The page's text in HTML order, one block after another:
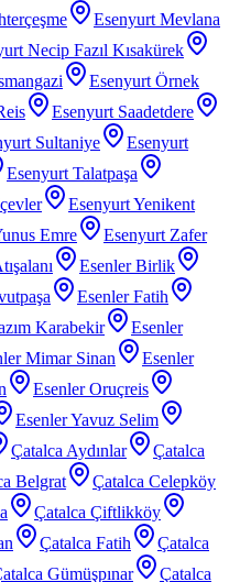
Esenyurt Mevlana
Necip Fazıl Kısakürek
Esenyurt Örnek
Esenyurt Saadetdere
Sultaniye
Esenyurt
Esenyurt Talatpaşa
Esenyurt Yenikent
Emre
Esenyurt Zafer
Esenler Birlik
Esenler Fatih
Karabekir
Esenler
Mimar Sinan
Esenler
Esenler Oruçreis
Esenler Yavuz Selim
Çatalca Aydınlar
Çatalca
Belgrat
Çatalca Celepköy
Çatalca Çiftlikköy
Çatalca Fatih
Çatalca
Gümüşpınar
Çatalca